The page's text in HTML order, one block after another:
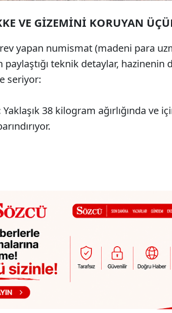
VE GİZEMİNİ KORUYAN
yapan numismat (madeni para
paylaştığı teknik detaylar, hazinenin
seriyor:
Yaklaşık 38 kilogram ağırlığında ve